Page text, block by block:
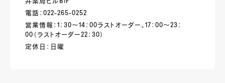
井薬局ビルB1F
電話：022-265-0252
営業情報：1：30～14：00ラストオーダー、17：00～23：
00（ラストオーダー22：30）
定休日：日曜